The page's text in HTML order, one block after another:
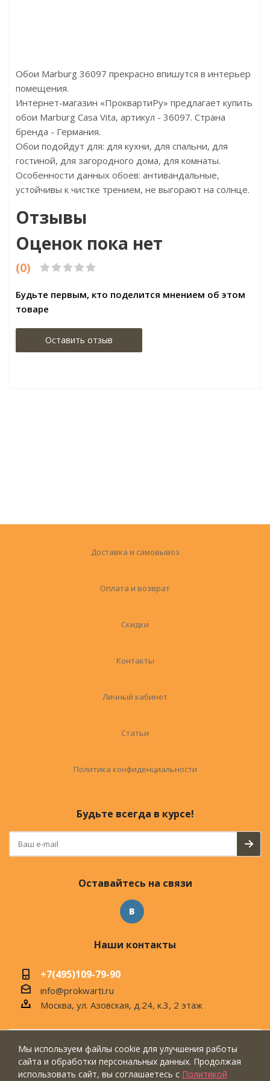
Обои Marburg 36097 прекрасно впишутся в интерьер
помещения.
Интернет-магазин «ПроквартиРу» предлагает купить
обои Marburg Casa Vita, артикул - 36097. Страна
бренда - Германия.
Обои подойдут для: для кухни, для спальни, для
гостиной, для загородного дома, для комнаты.
Особенности данных обоев: антивандальные,
устойчивы к чистке трением, не выгорают на солнце.
Отзывы
Оценок пока нет
(0)
Будьте первым, кто поделится мнением об этом
товаре
Оставить отзыв
Доставка и самовывоз
Оплата и возврат
Скидки
Контакты
Личный кабинет
Статьи
Политика конфиденциальности
Будьте всегда в курсе!
Оставайтесь на связи
Наши контакты
+7(495)109-79-90
info@prokwarti.ru
Москва, ул. Азовская, д.24, к.3, 2 этаж
© 2026 Магазин современного интерьера
"ПроКвартиРу"
Мы используем файлы cookie для улучшения работы
сайта и обработки персональных данных. Продолжая
использовать сайт, вы соглашаетесь с Политикой